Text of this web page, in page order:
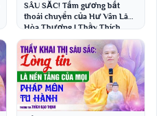
SÂU SẮC! Tấm gương bất
thoái chuyển của Hư Vân Lão
Hòa Thượng | Thầy Thích
Đạo Thịnh